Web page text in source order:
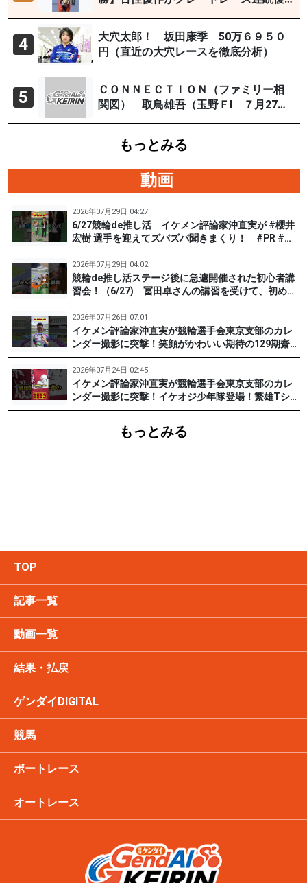
4
大穴太郎！ 坂田康季 50万６９５０
円（直近の大穴レースを徹底分析）
5
ＣＯＮＮＥＣＴＩＯＮ（ファミリー相
関図） 取鳥雄吾（玉野ＦⅠ ７月27～
もっとみる
動画
2026年07月29日 04:27
6/27競輪de推し活 イケメン評論家沖直実が #櫻井
宏樹 選手を迎えてズバズバ聞きまくり！ #PR #松
戸けいりん #和田健太郎
2026年07月29日 04:02
競輪de推し活ステージ後に急遽開催された初心者講
習会！（6/27) 冨田卓さんの講習を受けて、初めて
チャレンジした女子たち。果たして…？ #PR #松戸
けいりん #和田健太郎 #沖直実
2026年07月26日 07:01
イケメン評論家沖直実が競輪選手会東京支部のカレ
ンダー撮影に突撃！笑顔がかわいい期待の129期齋藤
宏樹選手登場！ #pr #松戸けいりん
2026年07月24日 02:45
イケメン評論家沖直実が競輪選手会東京支部のカレ
ンダー撮影に突撃！イケオジ少年隊登場！繁雄Tシャ
ツへの思いとは？ #PR #松戸けいりん #川口満広 #
浦山一栄 #市川健太
もっとみる
TOP
記事一覧
動画一覧
結果・払戻
ゲンダイDIGITAL
競馬
ボートレース
オートレース